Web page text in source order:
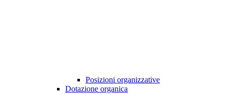
Posizioni organizzative
Dotazione organica